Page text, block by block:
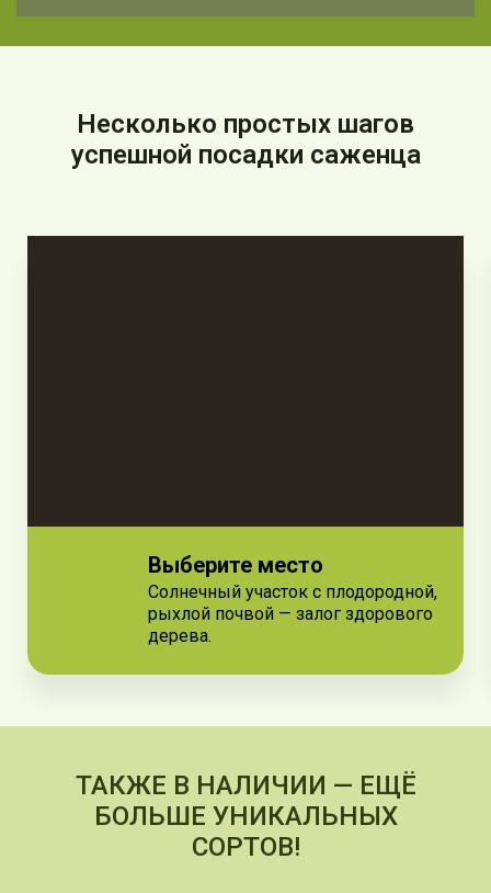
Несколько простых шагов
успешной посадки саженца
Выберите место
Солнечный участок с плодородной,
рыхлой почвой — залог здорового
дерева.
ТАКЖЕ В НАЛИЧИИ — ЕЩЁ
БОЛЬШЕ УНИКАЛЬНЫХ
СОРТОВ!